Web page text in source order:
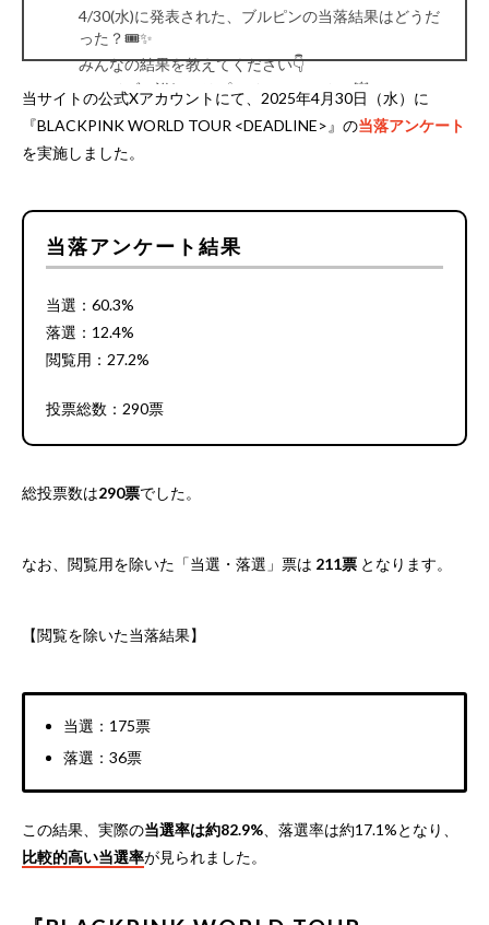
4/30(水)に発表された、ブルピンの当落結果はどうだ
った？🎟️✨
みんなの結果を教えてください👇
📌ライブの詳細はリプライでチェック！💥
#BLACKPINK #当落
— チケットフェスタ (@ticket_festa)May 1, 2025
当サイトの公式Xアカウントにて、2025年4月30日（水）に
『BLACKPINK WORLD TOUR <DEADLINE>』の当落アンケート
を実施しました。
当落アンケート結果
当選：60.3%
落選：12.4%
閲覧用：27.2%
投票総数：290票
総投票数は290票でした。
なお、閲覧用を除いた「当選・落選」票は 211票 となります。
【閲覧を除いた当落結果】
当選：175票
落選：36票
この結果、実際の当選率は約82.9% 、落選率は約17.1%となり、
比較的高い当選率が見られました。